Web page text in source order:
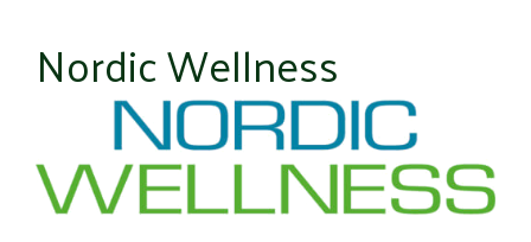
Nordic Wellness